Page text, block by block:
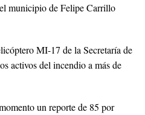
municipio de Felipe Carrillo
MI-17 de la Secretaría de
activos del incendio a más de
un reporte de 85 por